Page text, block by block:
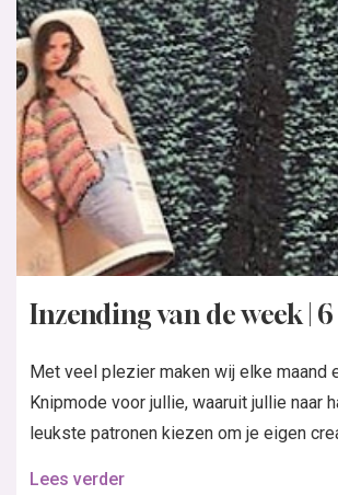
Inzending van de week | 6
Met veel plezier maken wij elke maand
Knipmode voor jullie, waaruit jullie naar
leukste patronen kiezen om je eigen
Lees verder